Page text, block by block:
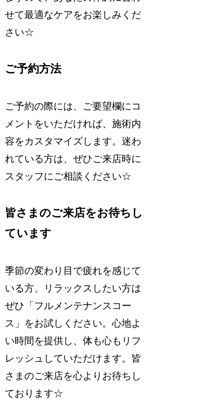
せて最適なケアをお楽しみくだ
さい☆
ご予約方法
ご予約の際には、ご要望欄にコ
メントをいただければ、施術内
容をカスタマイズします。迷わ
れている方は、ぜひご来店時に
スタッフにご相談ください☆
皆さまのご来店をお待ちし
ています
季節の変わり目で疲れを感じて
いる方、リラックスしたい方は
ぜひ「フルメンテナンスコー
ス」をお試しください。心地よ
い時間を提供し、体も心もリフ
レッシュしていただけます。皆
さまのご来店を心よりお待ちし
ております☆